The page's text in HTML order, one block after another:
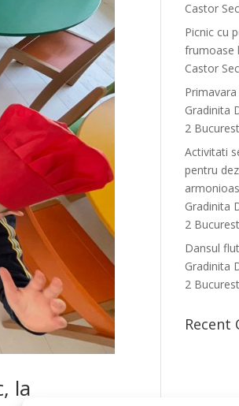
la
Castor
Picnic cu
frumoase
Castor
Gradinita
2
Activitati
pentru
Gradinita
2
Dansul
Gradinita
2
Recent